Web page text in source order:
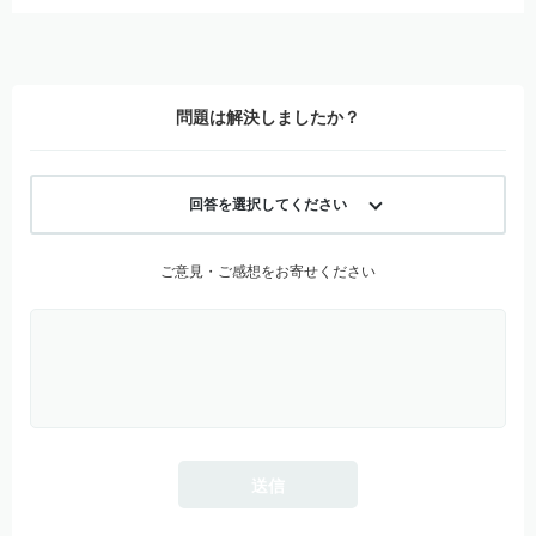
問題は解決しましたか？
回答を選択してください
ご意見・ご感想をお寄せください